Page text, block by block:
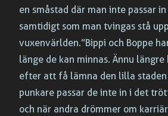
en småstad där man inte passar
samtidigt som man tvingas stå
vuxenvärlden.”Bippi och Boppe
länge de kan minnas. Ännu
efter att få lämna den lilla staden
punkare passar de inte in i det
och när andra drömmer om